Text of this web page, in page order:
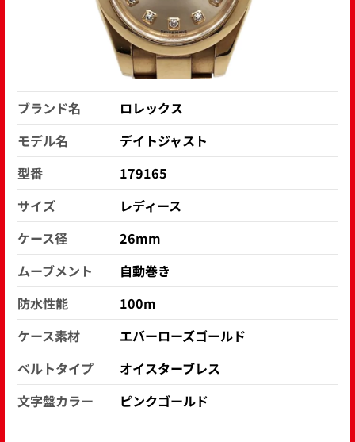
ブランド名
ロレックス
モデル名
デイトジャスト
型番
179165
サイズ
レディース
ケース径
26mm
ムーブメント
自動巻き
防水性能
100m
ケース素材
エバーローズゴールド
ベルトタイプ
オイスターブレス
文字盤カラー
ピンクゴールド